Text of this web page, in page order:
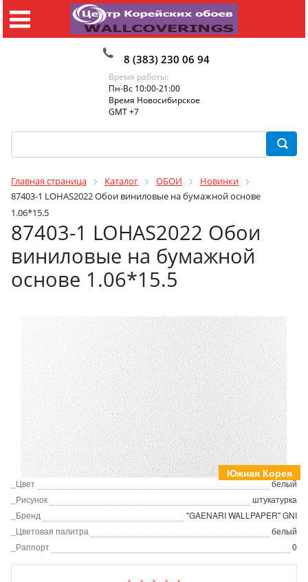
8 (383) 230 06 94
Время работы:
Пн-Вс 10:00-21:00
Время Новосибирское
GMT +7
Главная страница Каталог ОБОИ
Новинки
87403-1 LOHAS2022 Обои виниловые на бумажной основе
1.06*15.5
87403-1 LOHAS2022 Обои
виниловые на бумажной
основе 1.06*15.5
Южная Корея
_Цвет
белый
_Рисунок
штукатурка
_Бренд
"GAENARI WALLPAPER" GNI
_Цветовая палитра
белый
_Раппорт
0